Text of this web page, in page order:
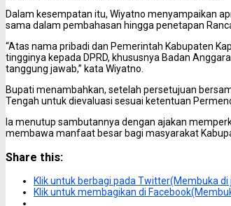
Dalam kesempatan itu, Wiyatno menyampaikan
sama dalam pembahasan hingga penetapan
“Atas nama pribadi dan Pemerintah Kabupaten
tingginya kepada DPRD, khususnya Badan
tanggung jawab,” kata Wiyatno.
Bupati menambahkan, setelah persetujuan
Tengah untuk dievaluasi sesuai ketentuan
Ia menutup sambutannya dengan ajakan
membawa manfaat besar bagi masyarakat
Share this:
Klik untuk berbagi pada Twitter(Membuka di
Klik untuk membagikan di